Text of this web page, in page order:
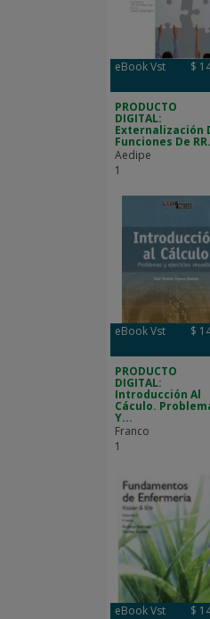
eBook Vst $
PRODUCTO
DIGITAL:
Externalización
Funciones De
Aedipe
1
eBook Vst $
PRODUCTO
DIGITAL:
Introducción Al
Cáculo.
Y...
Franco
1
eBook Vst $